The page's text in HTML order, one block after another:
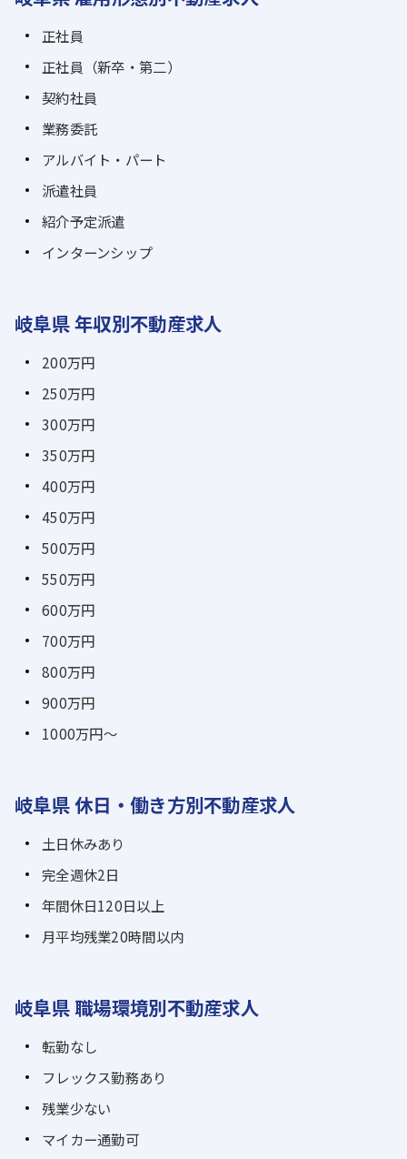
正社員
正社員（新卒・第二）
契約社員
業務委託
アルバイト・パート
派遣社員
紹介予定派遣
インターンシップ
岐阜県 年収別不動産求人
200万円
250万円
300万円
350万円
400万円
450万円
500万円
550万円
600万円
700万円
800万円
900万円
1000万円～
岐阜県 休日・働き方別不動産求人
土日休みあり
完全週休2日
年間休日120日以上
月平均残業20時間以内
岐阜県 職場環境別不動産求人
転勤なし
フレックス勤務あり
残業少ない
マイカー通勤可